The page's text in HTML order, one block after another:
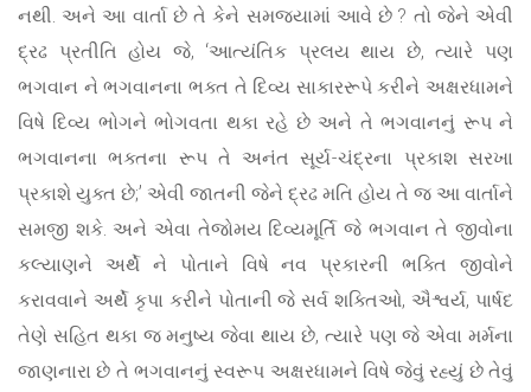
નથી. અને આ વાર્તા છે તે કેને સમજ્યામાં આવે છે ? તો જેને એવી
દ્રઢ પ્રતીતિ હોય જે, ‘આત્યંતિક પ્રલય થાય છે, ત્યારે પણ
ભગવાન ને ભગવાનના ભક્ત તે દિવ્ય સાકારરૂપે કરીને અક્ષરધામને
વિષે દિવ્ય ભોગને ભોગવતા થકા રહે છે અને તે ભગવાનનું રૂપ ને
ભગવાનના ભક્તના રૂપ તે અનંત સૂર્ય-ચંદ્રના પ્રકાશ સરખા
પ્રકાશે યુક્ત છે;’ એવી જાતની જેને દ્રઢ મતિ હોય તે જ આ વાર્તાને
સમજી શકે. અને એવા તેજોમય દિવ્યમૂર્તિ જે ભગવાન તે જીવોના
કલ્યાણને અર્થે ને પોતાને વિષે નવ પ્રકારની ભક્તિ જીવોને
કરાવવાને અર્થે કૃપા કરીને પોતાની જે સર્વ શક્તિઓ, ઐશ્વર્ય, પાર્ષદ
તેણે સહિત થકા જ મનુષ્ય જેવા થાય છે, ત્યારે પણ જે એવા મર્મના
જાણનારા છે તે ભગવાનનું સ્વરૂપ અક્ષરધામને વિષે જેવું રહ્યું છે તેવું